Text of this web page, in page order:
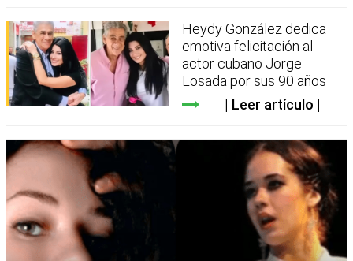
Heydy González dedica
emotiva felicitación al
actor cubano Jorge
Losada por sus 90 años
Leer artículo